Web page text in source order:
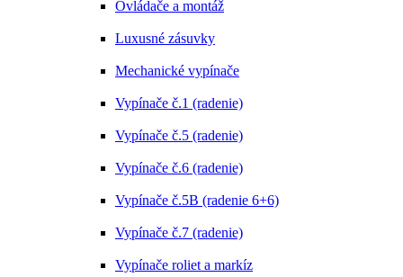
Ovládače a montáž
Luxusné zásuvky
Mechanické vypínače
Vypínače č.1 (radenie)
Vypínače č.5 (radenie)
Vypínače č.6 (radenie)
Vypínače č.5B (radenie 6+6)
Vypínače č.7 (radenie)
Vypínače roliet a markíz